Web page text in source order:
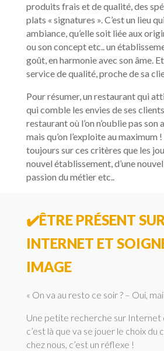
produits frais et de qualité, des
plats « signatures ». C’est un lieu
ambiance, qu’elle soit liée aux
ou son concept etc.. un
goût, en harmonie avec son âme.
service de qualité, proche de sa
Pour résumer, un restaurant qui
qui comble les envies de ses
restaurant où l’on n’oublie pas son
mais qu’on l’exploite au maximum !
toujours sur ces critères que les
nouvel établissement, d’une
passion du métier etc..
✔️ÊTRE PRÉSENT
INTERNET ET
IMAGE
« On va au resto ce soir ? – Oui,
Une petite recherche sur Internet
c’est là que va se jouer le choix du
chez nous, c’est un réflexe !